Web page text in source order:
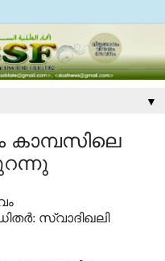
▼
സ്വാദിഖലി